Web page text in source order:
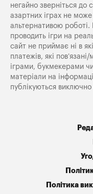
негайно зверніться до
азартних іграх не
альтернативою
проводить ігри на
сайт не приймає ні в
платежів, які
іграми, букмекерами
матеріали на
публікуються виключно
Політика